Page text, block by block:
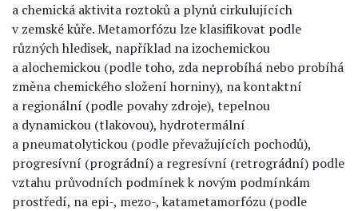
a chemická aktivita roztoků a plynů cirkulujících
v zemské kůře. Metamorfózu lze klasifikovat podle
různých hledisek, například na izochemickou
a alochemickou (podle toho, zda neprobíhá nebo probíhá
změna chemického složení horniny), na kontaktní
a regionální (podle povahy zdroje), tepelnou
a dynamickou (tlakovou), hydrotermální
a pneumatolytickou (podle převažujících pochodů),
progresívní (prográdní) a regresívní (retrográdní) podle
vztahu průvodních podmínek k novým podmínkám
prostředí, na epi-, mezo-, katametamorfózu (podle